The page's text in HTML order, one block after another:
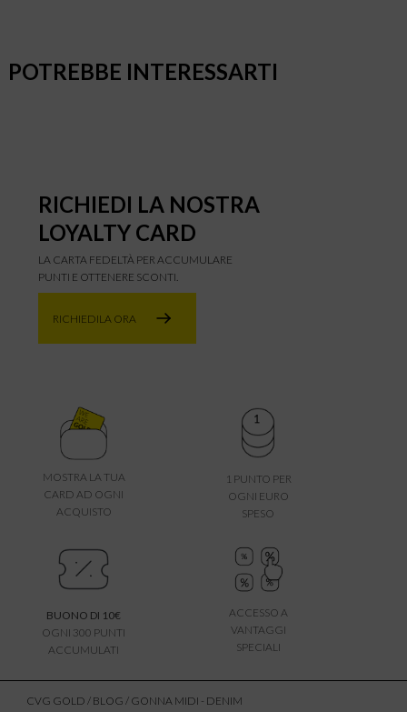
POTREBBE INTERESSARTI
RICHIEDI LA NOSTRA
LOYALTY CARD
LA CARTA FEDELTÀ PER ACCUMULARE
PUNTI E OTTENERE SCONTI.
RICHIEDILA ORA
MOSTRA LA TUA
CARD AD OGNI
ACQUISTO
1 PUNTO PER
OGNI EURO
SPESO
BUONO DI 10€
OGNI 300 PUNTI
ACCUMULATI
ACCESSO A
VANTAGGI
SPECIALI
CVG GOLD / BLOG / GONNA MIDI - DENIM